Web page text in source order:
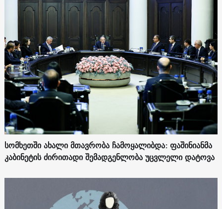
სომხეთში ახალი მთავრობა ჩამოყალიბდა: ფაშინიანმა
კაბინეტის ძირითადი შემადგენლობა უცვლელი დატოვა